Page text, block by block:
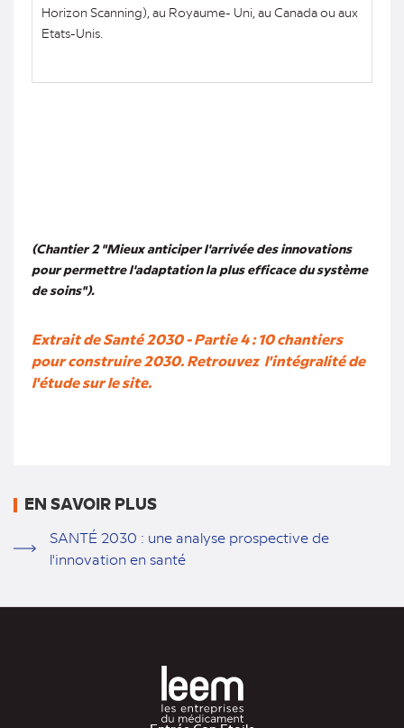
Horizon Scanning), au Royaume- Uni, au Canada ou aux
Etats-Unis.
(Chantier 2 "Mieux anticiper l'arrivée des innovations
pour permettre l'adaptation la plus efficace du système
de soins").
Extrait de Santé 2030 - Partie 4 : 10 chantiers
pour construire 2030. Retrouvez l'intégralité de
l'étude sur le site.
EN SAVOIR PLUS
SANTÉ 2030 : une analyse prospective de
l'innovation en santé